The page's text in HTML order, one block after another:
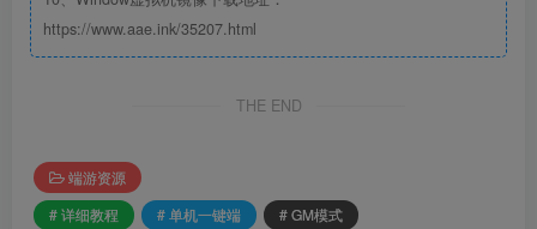
https://www.aae.ink/35207.html
THE END
端游资源
# 详细教程
# 单机一键端
# GM模式